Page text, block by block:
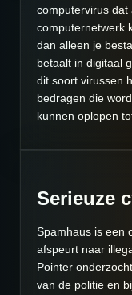
computervirus dat
computernetwerk
dan alleen je
betaalt in digitaal
dit soort virussen
bedragen die
kunnen oplopen
Serieuze
Spamhaus is een
afspeurt naar
Pointer
van de politie en